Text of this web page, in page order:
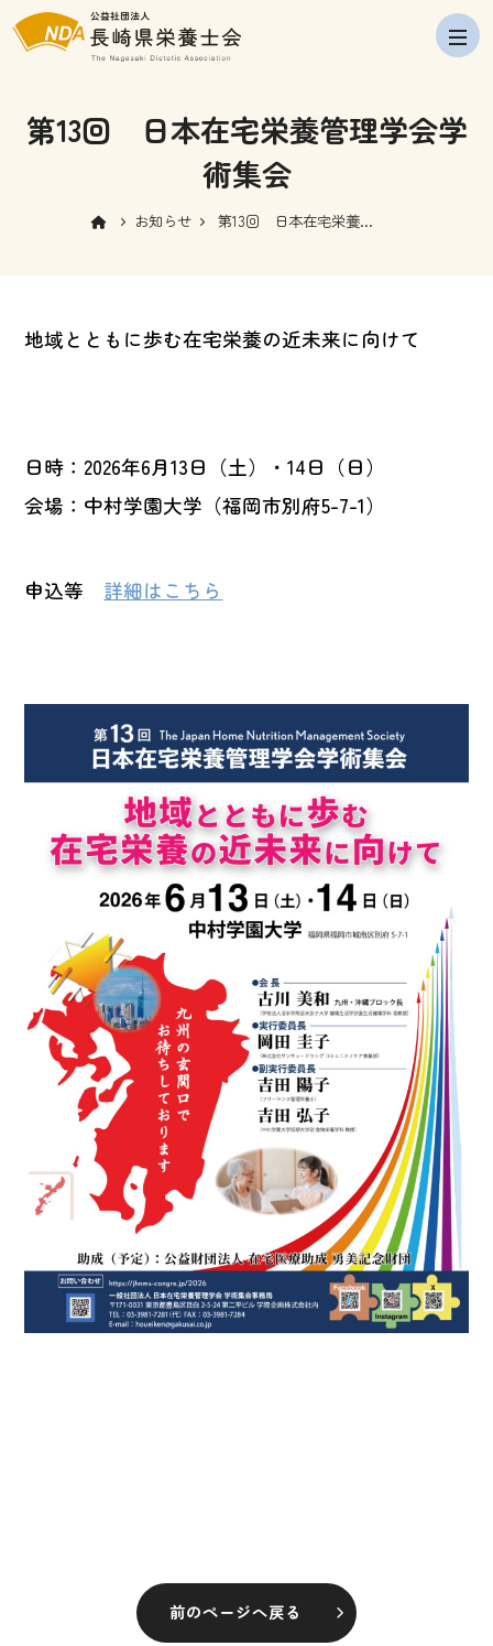
第13回 日本在宅栄養管理学会学
術集会
お知らせ
第13回 日本在宅栄養管
地域とともに歩む在宅栄養の近未来に向けて
日時：2026年6月13日（土）・14日（日）
会場：中村学園大学（福岡市別府5-7-1）
申込等 詳細はこちら
前のページへ戻る